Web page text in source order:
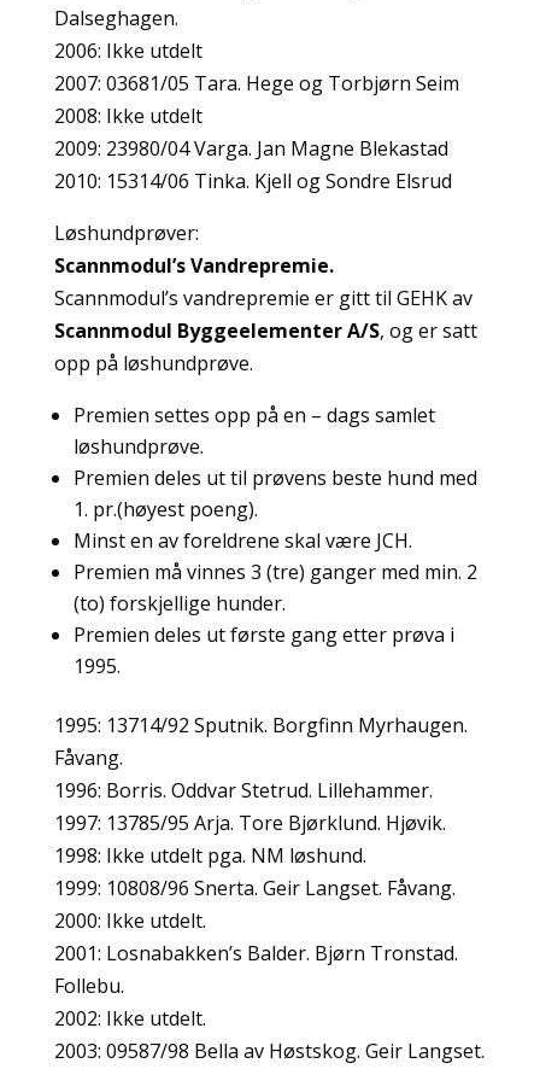
Dalseghagen.
2006: Ikke utdelt
2007: 03681/05 Tara. Hege og Torbjørn Seim
2008: Ikke utdelt
2009: 23980/04 Varga. Jan Magne Blekastad
2010: 15314/06 Tinka. Kjell og Sondre Elsrud
Løshundprøver:
Scannmodul’sVandrepremie.
Scannmodul’s vandrepremie er gitt til GEHK av
Scannmodul Byggeelementer A/S, og er satt
opp på løshundprøve.
Premien settes opp på en – dags samlet
løshundprøve.
Premien deles ut til prøvens beste hund med
1. pr.(høyest poeng).
Minst en av foreldrene skal være JCH.
Premien må vinnes 3 (tre) ganger med min. 2
(to) forskjellige hunder.
Premien deles ut første gang etter prøva i
1995.
1995: 13714/92 Sputnik. Borgfinn Myrhaugen.
Fåvang.
1996: Borris. Oddvar Stetrud. Lillehammer.
1997: 13785/95 Arja. Tore Bjørklund. Hjøvik.
1998: Ikke utdelt pga. NM løshund.
1999: 10808/96 Snerta. Geir Langset. Fåvang.
2000: Ikke utdelt.
2001: Losnabakken’s Balder. Bjørn Tronstad.
Follebu.
2002: Ikke utdelt.
2003: 09587/98 Bella av Høstskog. Geir Langset.